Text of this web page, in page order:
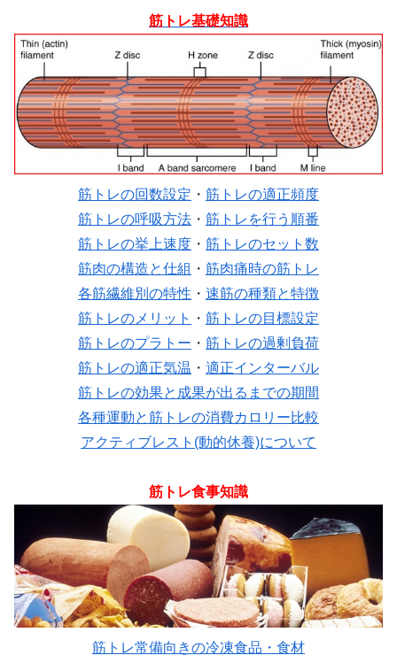
筋トレ基礎知識
筋トレの回数設定 ・ 筋トレの適正頻度
筋トレの呼吸方法 ・ 筋トレを行う順番
筋トレの挙上速度 ・ 筋トレのセット数
筋肉の構造と仕組 ・ 筋肉痛時の筋トレ
各筋繊維別の特性 ・ 速筋の種類と特徴
筋トレのメリット
・ 筋トレの目標設定
筋トレのプラトー ・ 筋トレの過剰負荷
筋トレの適正気温 ・ 適正インターバル
筋トレの効果と成果が出るまでの期間
各種運動と筋トレの消費カロリー比較
アクティブレスト(動的休養)について
筋トレ食事知識
筋トレ常備向きの冷凍食品・食材